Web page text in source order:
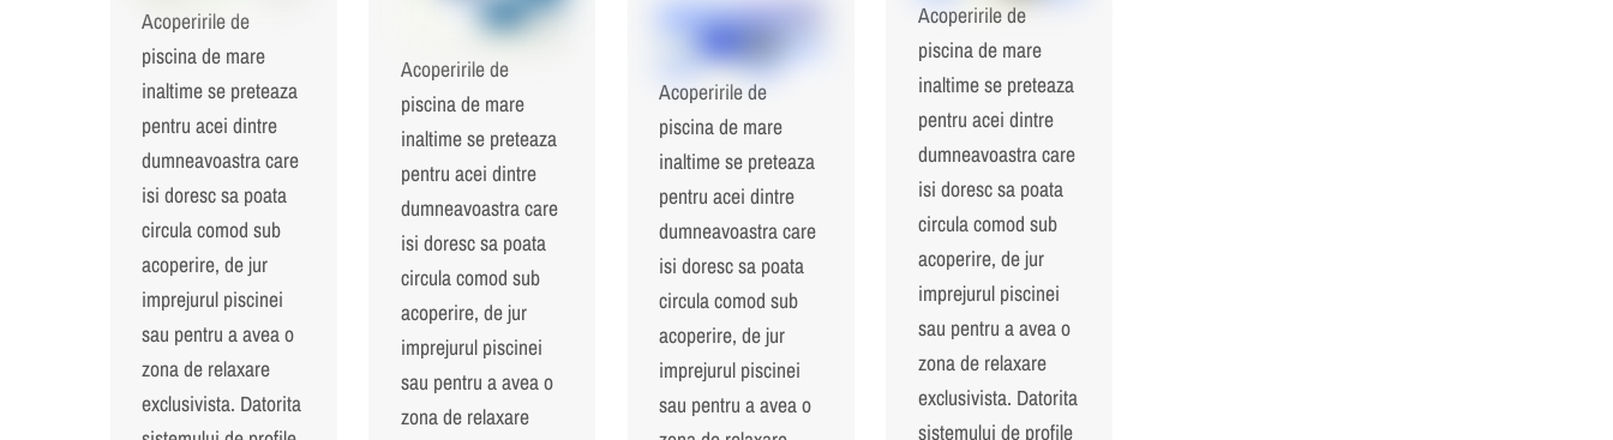
Acoperirile de
piscina de mare
inaltime se preteaza
pentru acei dintre
dumneavoastra care
isi doresc sa poata
circula comod sub
acoperire, de jur
imprejurul piscinei
sau pentru a avea o
zona de relaxare
exclusivista. Datorita
Acoperirile de
piscina de mare
inaltime se preteaza
pentru acei dintre
dumneavoastra care
isi doresc sa poata
circula comod sub
acoperire, de jur
imprejurul piscinei
sau pentru a avea o
zona de relaxare
Acoperirile de
piscina de mare
inaltime se preteaza
pentru acei dintre
dumneavoastra care
isi doresc sa poata
circula comod sub
acoperire, de jur
imprejurul piscinei
sau pentru a avea o
Acoperirile de
piscina de mare
inaltime se preteaza
pentru acei dintre
dumneavoastra care
isi doresc sa poata
circula comod sub
acoperire, de jur
imprejurul piscinei
sau pentru a avea o
zona de relaxare
exclusivista. Datorita
sistemului de profile